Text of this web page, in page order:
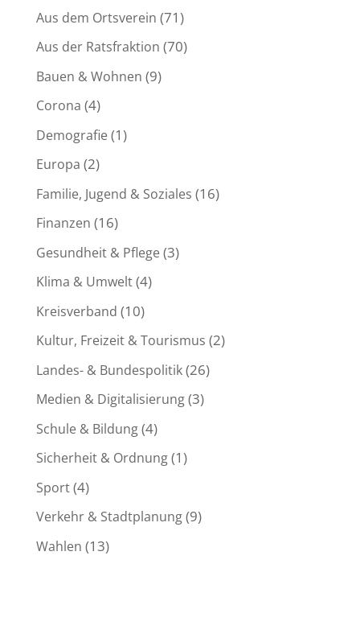
Aus dem Ortsverein (71)
Aus der Ratsfraktion (70)
Bauen & Wohnen (9)
Corona (4)
Demografie(1)
Europa (2)
Familie, Jugend & Soziales (16)
Finanzen (16)
Gesundheit & Pflege(3)
Klima & Umwelt(4)
Kreisverband (10)
Kultur, Freizeit & Tourismus (2)
Landes- & Bundespolitik(26)
Medien & Digitalisierung(3)
Schule & Bildung(4)
Sicherheit & Ordnung(1)
Sport(4)
Verkehr & Stadtplanung(9)
Wahlen (13)